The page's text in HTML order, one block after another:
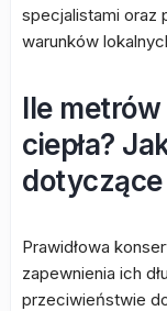
specjalistami oraz
warunków
Ile
ciepła?
Prawidłowa
zapewnienia ich
przeciwieństwie